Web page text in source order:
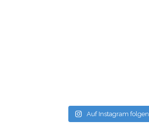
Auf Instagram folgen